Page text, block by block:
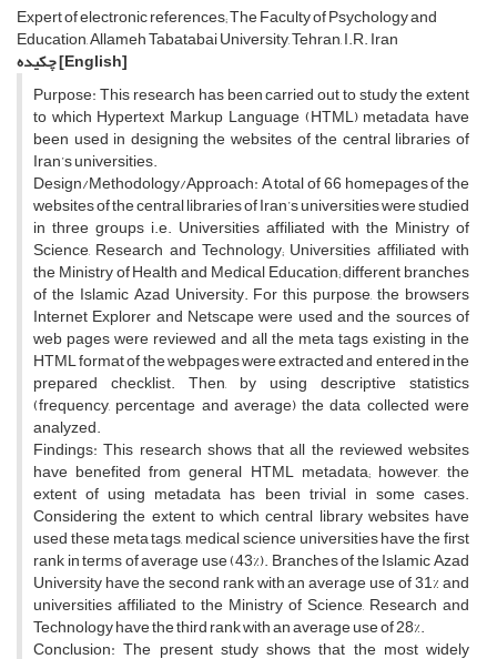
Expert of electronic references; The Faculty of Psychology and
Education, Allameh Tabatabai University, Tehran, I.R. Iran
چکیده[English]
Purpose: This research has been carried out to study the extent
to which Hypertext Markup Language (HTML) metadata have
been used in designing the websites of the central libraries of
Iran’s universities.
Design/Methodology/Approach: A total of 66 homepages of the
websites of the central libraries of Iran’s universities were studied
in three groups i.e. Universities affiliated with the Ministry of
Science, Research and Technology; Universities affiliated with
the Ministry of Health and Medical Education; different branches
of the Islamic Azad University. For this purpose, the browsers
Internet Explorer and Netscape were used and the sources of
web pages were reviewed and all the meta tags existing in the
HTML format of the webpages were extracted and entered in the
prepared checklist. Then, by using descriptive statistics
(frequency, percentage and average) the data collected were
analyzed.
Findings: This research shows that all the reviewed websites
have benefited from general HTML metadata; however, the
extent of using metadata has been trivial in some cases.
Considering the extent to which central library websites have
used these meta tags, medical science universities have the first
rank in terms of average use (43%). Branches of the Islamic Azad
University have the second rank with an average use of 31% and
universities affiliated to the Ministry of Science, Research and
Technology have the third rank with an average use of 28%.
Conclusion: The present study shows that the most widely